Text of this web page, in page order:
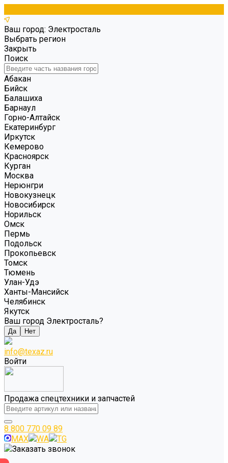
Ваш город: Электросталь
Выбрать регион
Закрыть
Поиск
Абакан
Бийск
Балашиха
Барнаул
Горно-Алтайск
Екатеринбург
Иркутск
Кемерово
Красноярск
Курган
Москва
Нерюнгри
Новокузнецк
Новосибирск
Норильск
Омск
Пермь
Подольск
Прокопьевск
Томск
Тюмень
Улан-Удэ
Ханты-Мансийск
Челябинск
Якутск
Ваш город Электросталь?
Да Нет
info@texaz.ru
Войти
Продажа спецтехники и запчастей
8 800 770 09 89
MAX
WA
TG
Заказать звонок